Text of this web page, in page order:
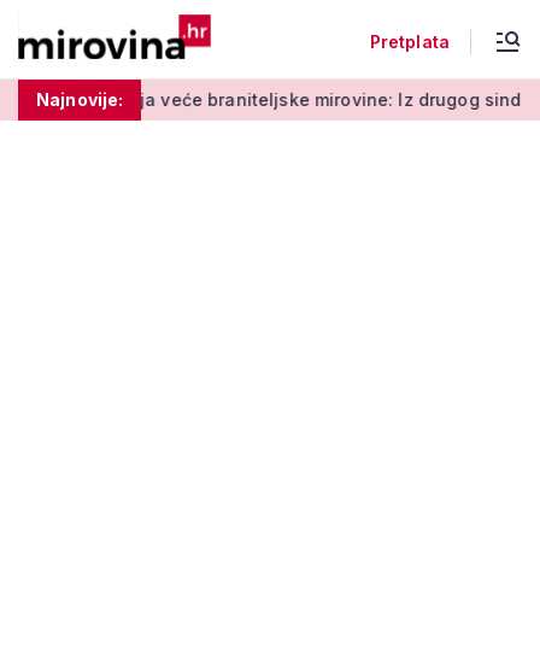
Pretplata
Najnovije:
braniteljske mirovine: Iz drugog sindikata niz kritika